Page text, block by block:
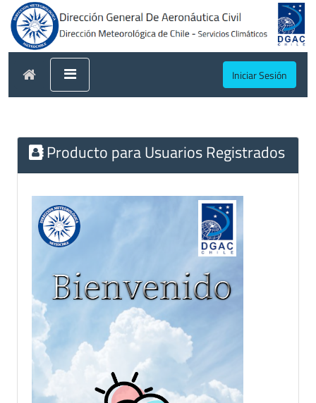
Iniciar Sesión
Producto para Usuarios Registrados